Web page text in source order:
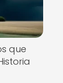
que